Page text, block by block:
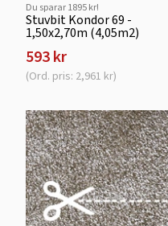
Du sparar 1895 kr!
Stuvbit Kondor 69 -
1,50x2,70m (4,05m2)
593 kr
(Ord. pris: 2,961 kr)